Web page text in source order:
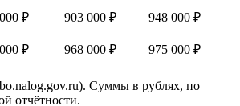
₽ 903 000 ₽ 948 000 ₽
₽ 968 000 ₽ 975 000 ₽
Суммы в рублях, по
отчётности.